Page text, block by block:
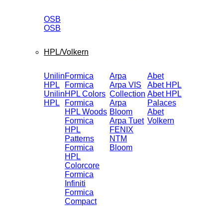
OSB
OSB
HPL/Volkern
Unilin
HPL
Unilin
HPL
Formica
Formica
HPL Colors
Formica
HPL Woods
Formica
HPL
Patterns
Formica
HPL
Colorcore
Formica
Infiniti
Formica
Compact
Arpa
Arpa VIS
Collection
Arpa
Bloom
Arpa Tuet
FENIX
NTM
Bloom
Abet
Abet HPL
Abet HPL
Palaces
Abet
Volkern